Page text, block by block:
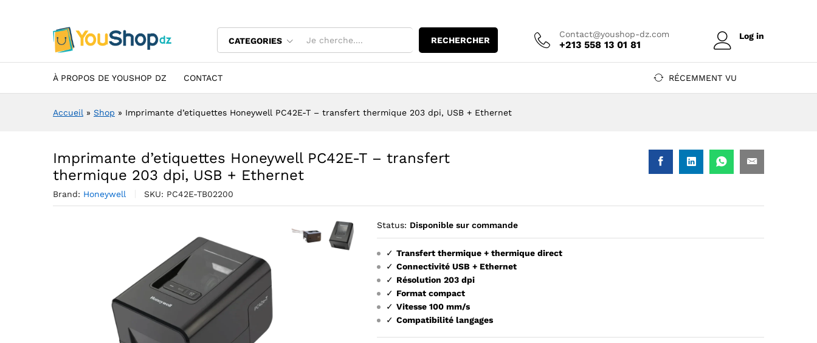
CATEGORIES RECHERCHER
Contact@youshop-dz.com
+213 558 13 01 81
Log in
À PROPOS DE YOUSHOP DZ CONTACT RÉCEMMENT VU
Accueil » Shop » Imprimante d’etiquettes Honeywell PC42E-T – transfert thermique 203 dpi, USB + Ethernet
Imprimante d’etiquettes Honeywell PC42E-T – transfert
thermique 203 dpi, USB + Ethernet
Brand: Honeywell SKU: PC42E-TB02200
Agrandir l’image : Imprimante d'etiquettes Honeywell PC42E-T - transfert thermique 203 dpi, USB + Ethernet — YouShop DZ
Agrandir l’image : Imprimante d'etiquettes Honeywell PC42E-T - transfert thermique 203 dpi, USB + Ethernet —
Status: Disponible sur commande
✓Transfert thermique + thermique direct
✓Connectivité USB + Ethernet
✓ Résolution 203 dpi
✓ Format compact
✓Vitesse 100 mm/s
✓Compatibilité langages
Avis (0)